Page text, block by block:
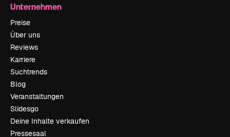
Unternehmen
Preise
Über uns
Reviews
Karriere
Suchtrends
Blog
Veranstaltungen
Slidesgo
Deine Inhalte verkaufen
Pressesaal